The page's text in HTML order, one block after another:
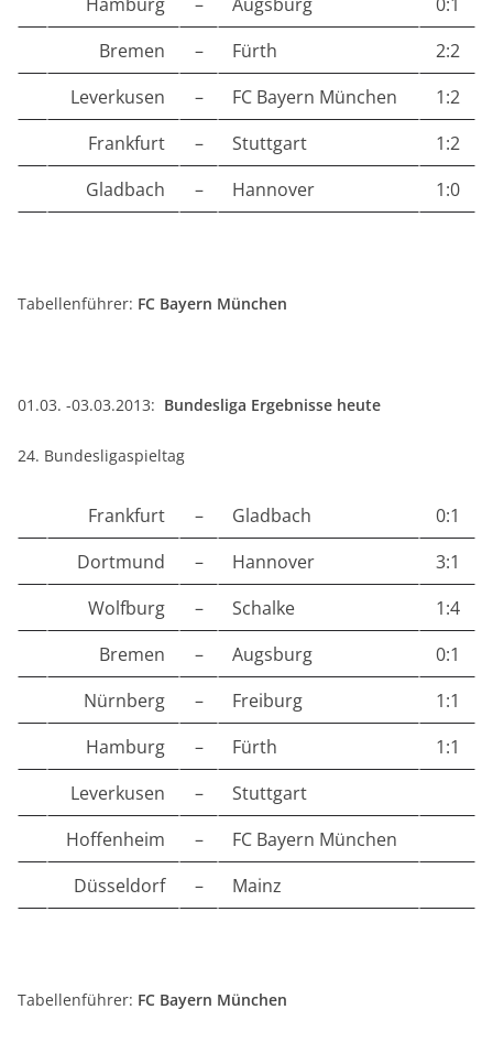
Bremen
– Fürth
2:2
Leverkusen
– FC Bayern München
1:2
Frankfurt
– Stuttgart
1:2
Gladbach
– Hannover 1:0
Tabellenführer: FC Bayern München
01.03. -03.03.2013: Bundesliga Ergebnisse heute
24. Bundesligaspieltag
Frankfurt – Gladbach
0:1
Dortmund
– Hannover
3:1
Wolfburg
– Schalke
1:4
Bremen
– Augsburg
0:1
Nürnberg
– Freiburg
1:1
Hamburg
– Fürth
1:1
Leverkusen
–
Stuttgart
Hoffenheim
–
FC Bayern München
Düsseldorf
– Mainz
Tabellenführer: FC Bayern München